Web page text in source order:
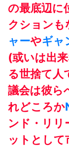
の最底辺に
クションも
ャーやギャ
(或いは出
る世捨て人
議会は彼ら
れどころか
ンド・リリ
ットとして